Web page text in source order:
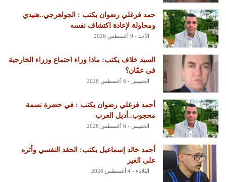
حمد فرغلي رضوان يكتب : الجواهرجي..هنيدي
ومحاولة لإعادة اكتشاف نفسه
الأحد - 9 أغسطس 2026
السيد خلاف يكتب: ماذا وراء اجتماع وزراء الخارجية
في عمّان؟
الخميس - 6 أغسطس 2026
أحمد فرغلي رضوان يكتب : في حضرة نسمة
محجوب..أديل العرب
الخميس - 6 أغسطس 2026
أحمد خالد إسماعيل يكتب: الحقد النفسي وأثره
على الغير
الثلاثاء - 4 أغسطس 2026